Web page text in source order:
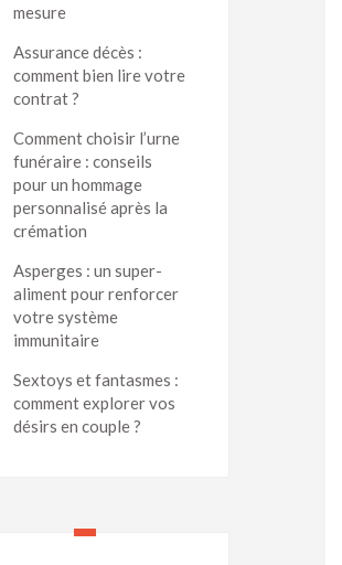
mesure
Assurance décès :
comment bien lire votre
contrat ?
Comment choisir l’urne
funéraire : conseils
pour un hommage
personnalisé après la
crémation
Asperges : un super-
aliment pour renforcer
votre système
immunitaire
Sextoys et fantasmes :
comment explorer vos
désirs en couple ?